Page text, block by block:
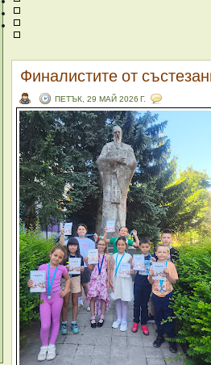
Финалистите от
ПЕТЪК, 29 МАЙ 2026 Г.